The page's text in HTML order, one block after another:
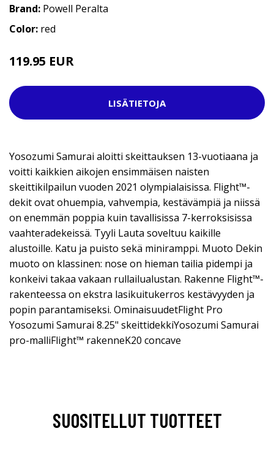
Brand: Powell Peralta
Color: red
119.95 EUR
LISÄTIETOJA
Yosozumi Samurai aloitti skeittauksen 13-vuotiaana ja
voitti kaikkien aikojen ensimmäisen naisten
skeittikilpailun vuoden 2021 olympialaisissa. Flight™-
dekit ovat ohuempia, vahvempia, kestävämpiä ja niissä
on enemmän poppia kuin tavallisissa 7-kerroksisissa
vaahteradekeissä. Tyyli Lauta soveltuu kaikille
alustoille. Katu ja puisto sekä miniramppi. Muoto Dekin
muoto on klassinen: nose on hieman tailia pidempi ja
konkeivi takaa vakaan rullailualustan. Rakenne Flight™-
rakenteessa on ekstra lasikuitukerros kestävyyden ja
popin parantamiseksi. OminaisuudetFlight Pro
Yosozumi Samurai 8.25" skeittidekkiYosozumi Samurai
pro-malliFlight™ rakenneK20 concave
SUOSITELLUT TUOTTEET